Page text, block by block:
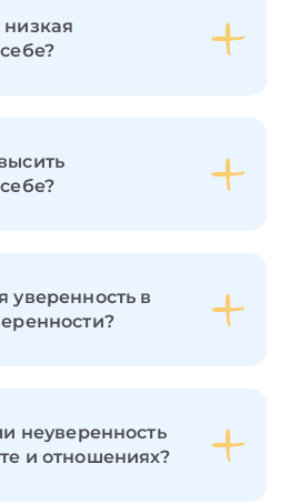
уверенность в
неуверенность
и отношениях?